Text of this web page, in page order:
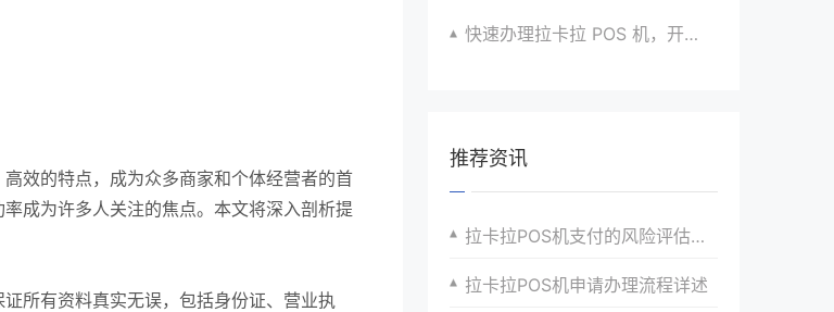
效的特点，成为众多商家和个体经营者的首
成为许多人关注的焦点。本文将深入剖析提
所有资料真实无误，包括身份证、营业执
快速办理拉卡拉 POS 机，开启便捷收款之旅啦
推荐资讯
拉卡拉POS机支付的风险评估与管理
拉卡拉POS机申请办理流程详述